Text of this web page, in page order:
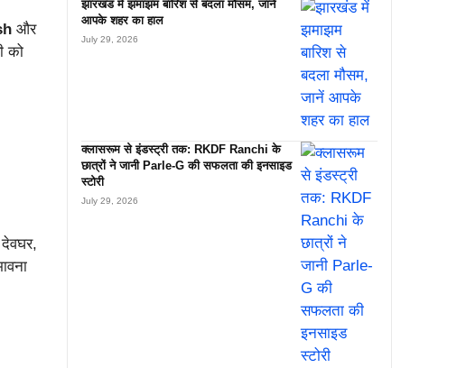
और
को
देवघर,
झारखंड में झमाझम बारिश से बदला मौसम, जानें
आपके शहर का हाल
July 29, 2026
क्लासरूम से इंडस्ट्री तक: RKDF Ranchi के
छात्रों ने जानी Parle-G की सफलता की इनसाइड
स्टोरी
July 29, 2026